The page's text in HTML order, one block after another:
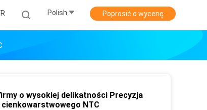
Polish Poprosić o wycenę
o wysokiej delikatności Precyzja
NTC